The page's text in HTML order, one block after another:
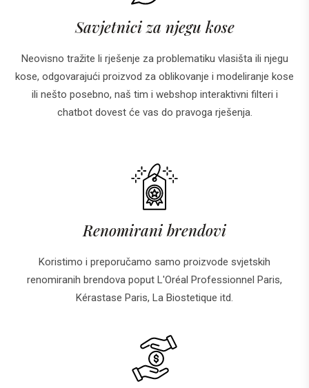
Savjetnici za njegu kose
Neovisno tražite li rješenje za problematiku vlasišta ili njegu
kose, odgovarajući proizvod za oblikovanje i modeliranje kose
ili nešto posebno, naš tim i webshop interaktivni filteri i
chatbot dovest će vas do pravoga rješenja.
Renomirani brendovi
Koristimo i preporučamo samo proizvode svjetskih
renomiranih brendova poput L'Oréal Professionnel Paris,
Kérastase Paris, La Biostetique itd.